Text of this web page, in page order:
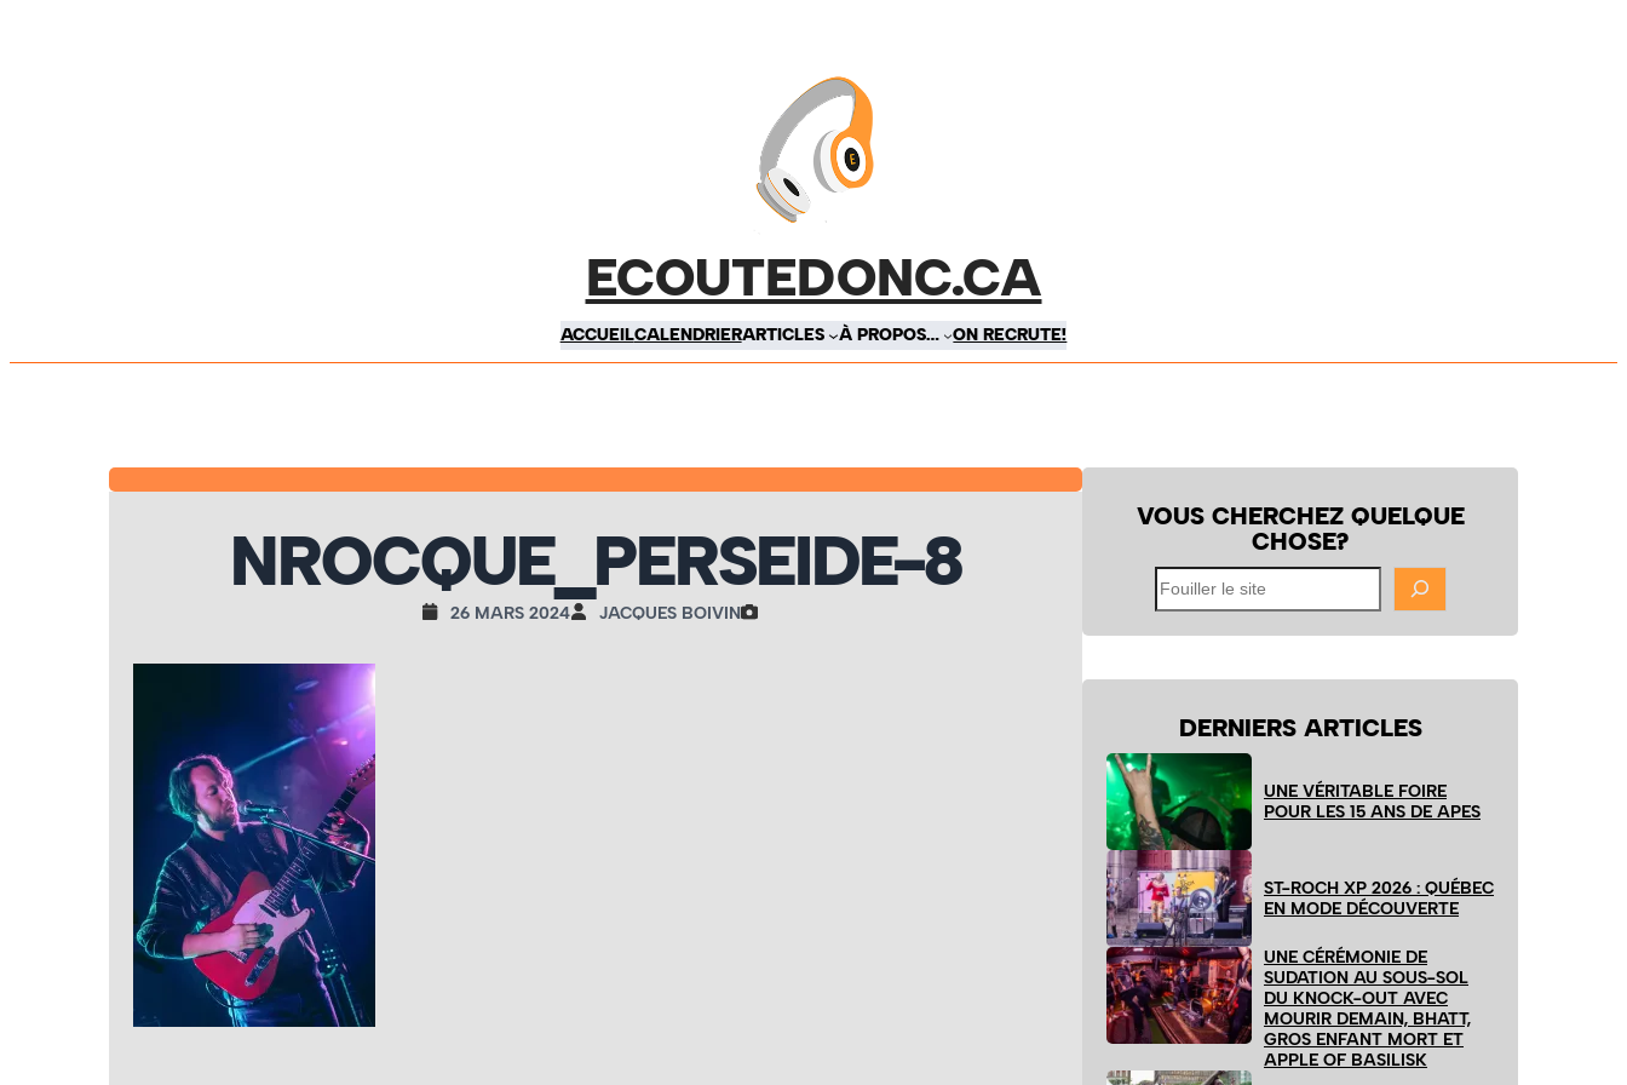
ECOUTEDONC.CA
ACCUEILCALENDRIERARTICLES À PROPOS… ON RECRUTE!
NROCQUE_PERSEIDE-8
26 MARS 2024 JACQUES BOIVIN
VOUS CHERCHEZ QUELQUE
CHOSE?
Fouiller
le
site
DERNIERS ARTICLES
UNE VÉRITABLE FOIRE
POUR LES 15 ANS DE APES
ST-ROCH XP 2026 : QUÉBEC
EN MODE DÉCOUVERTE
UNE CÉRÉMONIE DE
SUDATION AU SOUS-SOL
DU KNOCK-OUT AVEC
MOURIR DEMAIN, BHATT,
GROS ENFANT MORT ET
APPLE OF BASILISK